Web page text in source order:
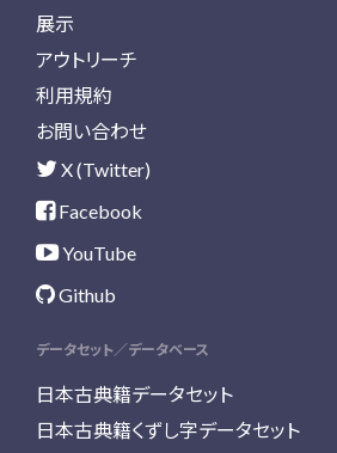
展示
アウトリーチ
利用規約
お問い合わせ
X (Twitter)
Facebook
YouTube
Github
データセット／データベース
日本古典籍データセット
日本古典籍くずし字データセット